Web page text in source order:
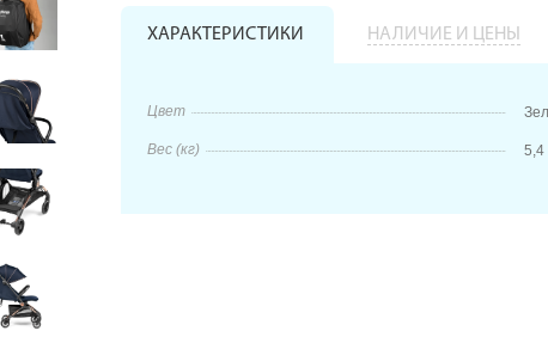
ХАРАКТЕРИСТИКИ НАЛИЧИЕ И ЦЕНЫ
Цвет
Вес (кг) 5,4